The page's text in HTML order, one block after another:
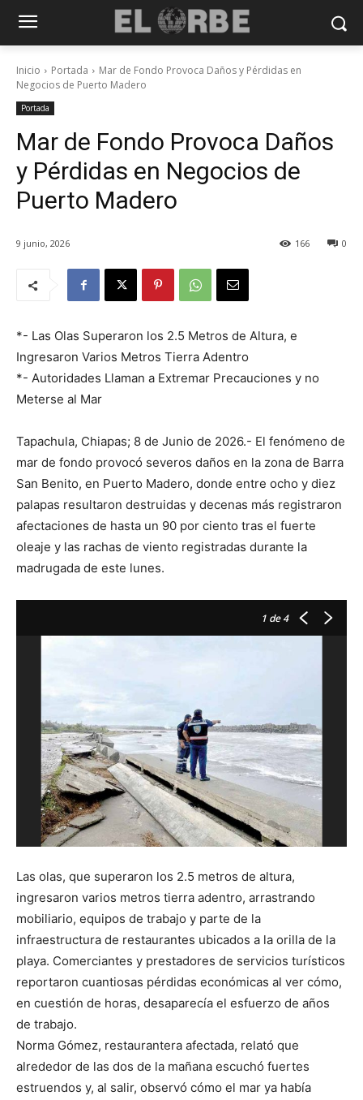
Inicio Portada
Mar de Fondo Provoca Daños y Pérdidas en
Negocios de Puerto Madero
Portada
Mar de Fondo Provoca Daños
y Pérdidas en Negocios de
Puerto Madero
9 junio, 2026 0
166
*- Las Olas Superaron los 2.5 Metros de Altura, e
Ingresaron Varios Metros Tierra Adentro
*- Autoridades Llaman a Extremar Precauciones y no
Meterse al Mar
Tapachula, Chiapas; 8 de Junio de 2026.- El fenómeno de
mar de fondo provocó severos daños en la zona de Barra
San Benito, en Puerto Madero, donde entre ocho y diez
palapas resultaron destruidas y decenas más registraron
afectaciones de hasta un 90 por ciento tras el fuerte
oleaje y las rachas de viento registradas durante la
madrugada de este lunes.
1 de 4
Las olas, que superaron los 2.5 metros de altura,
ingresaron varios metros tierra adentro, arrastrando
mobiliario, equipos de trabajo y parte de la
infraestructura de restaurantes ubicados a la orilla de la
playa. Comerciantes y prestadores de servicios turísticos
reportaron cuantiosas pérdidas económicas al ver cómo,
en cuestión de horas, desaparecía el esfuerzo de años
de trabajo.
Norma Gómez, restaurantera afectada, relató que
alrededor de las dos de la mañana escuchó fuertes
estruendos y, al salir, observó cómo el mar ya había